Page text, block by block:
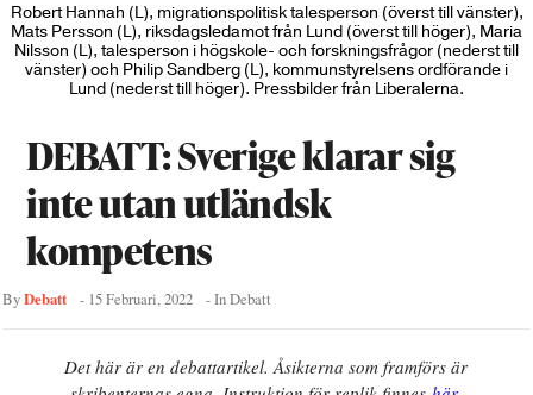
Robert Hannah (L), migrationspolitisk talesperson (överst till vänster),
Mats Persson (L), riksdagsledamot från Lund (överst till höger), Maria
Nilsson (L), talesperson i högskole- och forskningsfrågor (nederst till
vänster) och Philip Sandberg (L), kommunstyrelsens ordförande i
Lund (nederst till höger). Pressbilder från Liberalerna.
DEBATT: Sverige klarar sig
inte utan utländsk
kompetens
ByDebatt - 15 Februari, 2022 - InDebatt
Det här är en debattartikel. Åsikterna som framförs är